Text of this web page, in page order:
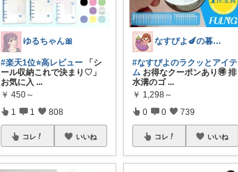
ゆるちゃん🎀
#楽天1位⭐️高レビュー 「シ
ール収納これで決まり♡」
お気に入 ...
￥ 450～
1 1 808
コレ いいね
なすぴよ🍆の暮らしラクッとROOM⭐️
#なすぴよのラクッとアイテ
ム お得なクーポンあり🉐 排
水溝のゴ ...
￥ 1,298～
0 0 739
コレ いいね